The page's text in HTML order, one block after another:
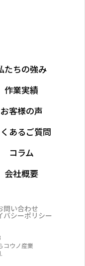
たちの強み
作業実績
お客様の声
あるご質問
コラム
会社概要
問い合わせ
バシーポリシー
コウノ産業